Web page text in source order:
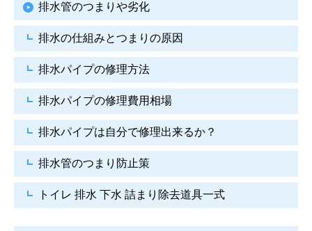
排水管のつまりや劣化
排水の仕組みとつまりの原因
排水パイプの修理方法
排水パイプの修理費用相場
排水パイプは自分で修理出来るか？
排水管のつまり防止策
トイレ 排水 下水 詰まり除去道具一式